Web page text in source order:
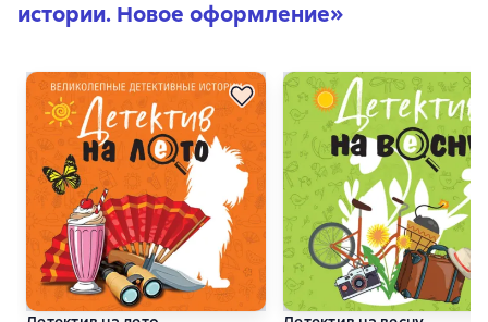
истории. Новое оформление»